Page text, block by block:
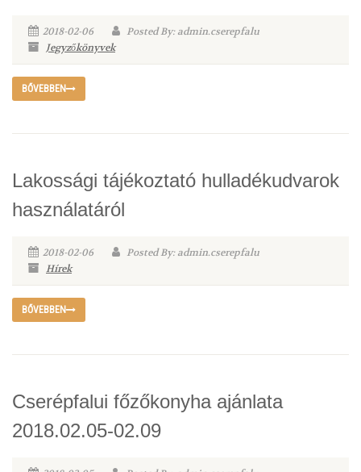
2018-02-06
Posted By: admin.cserepfalu
Jegyzőkönyvek
BŐVEBBEN
Lakossági tájékoztató hulladékudvarok
használatáról
2018-02-06
Posted By: admin.cserepfalu
Hírek
BŐVEBBEN
Cserépfalui főzőkonyha ajánlata
2018.02.05-02.09